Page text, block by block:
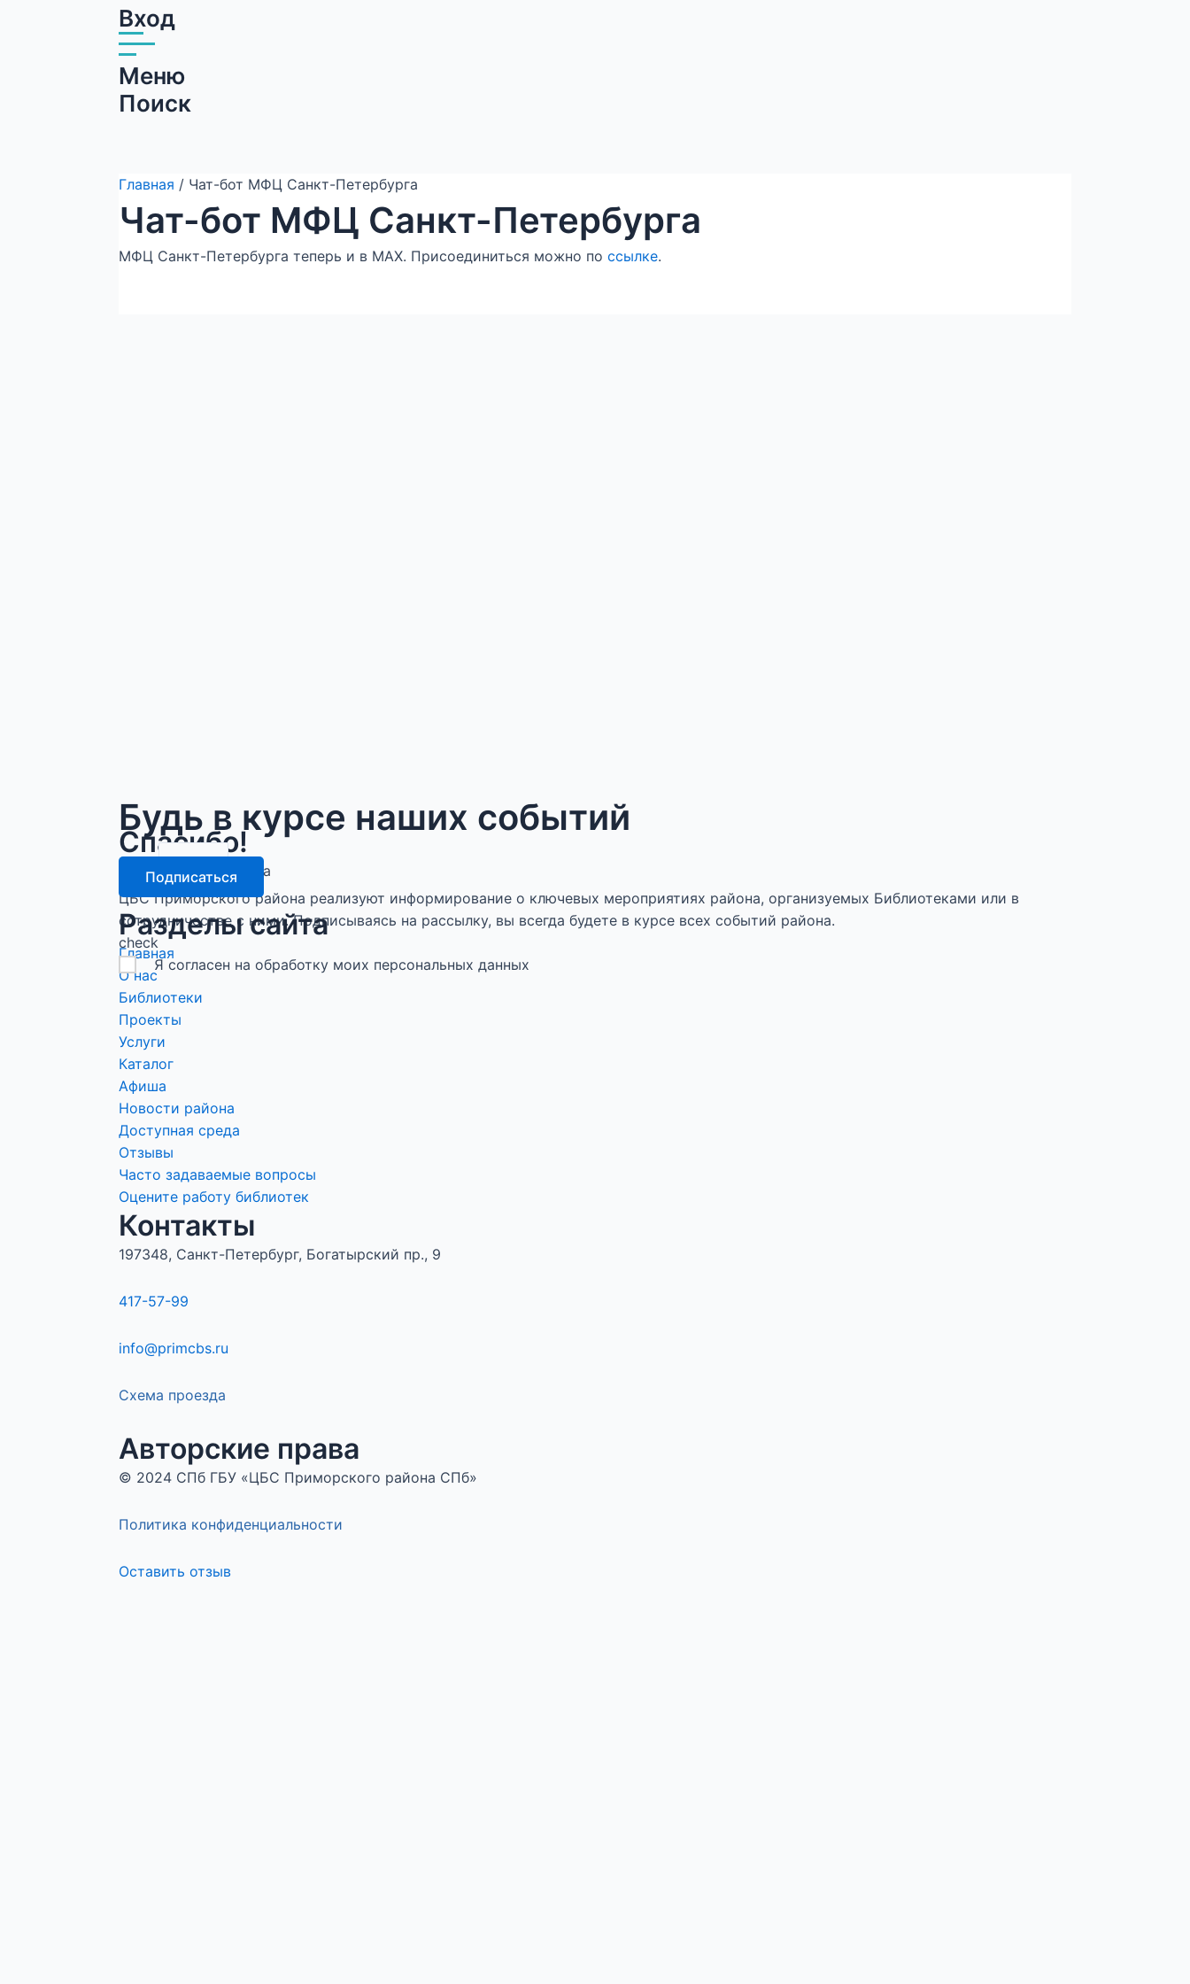
Вход
Меню
Поиск
Главная / Чат-бот МФЦ Санкт-Петербурга
Чат-бот МФЦ Санкт-Петербурга
МФЦ Санкт-Петербурга теперь и в MAX. Присоединиться можно поссылке.
Спасибо!
Подписка оформлена
Будь в курсе наших событий
email
ЦБС Приморского района реализуют информирование о ключевых мероприятиях района, организуемых Библиотеками или в
сотрудничестве с ними. Подписываясь на рассылку, вы всегда будете в курсе всех событий района.
check
Я согласен на обработку моих персональных данных
Подписаться
Разделы сайта
Главная
О нас
Библиотеки
Проекты
Услуги
Каталог
Афиша
Новости района
Доступная среда
Отзывы
Часто задаваемые вопросы
Оцените работу библиотек
Контакты
197348, Санкт-Петербург, Богатырский пр., 9
417-57-99
info@primcbs.ru
Схема проезда
Авторские права
© 2024 СПб ГБУ «ЦБС Приморского района СПб»
Политика конфиденциальности
Оставить отзыв